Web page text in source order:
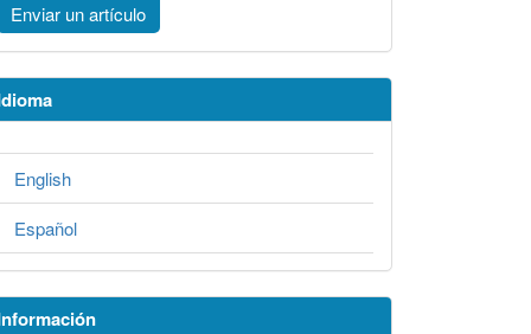
Enviar un artículo
English
Español